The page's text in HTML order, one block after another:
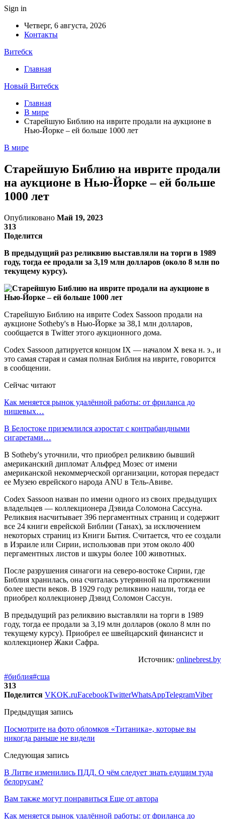
Sign in
Четверг, 6 августа, 2026
Контакты
Витебск
Главная
Новый Витебск
Главная
В мире
Старейшую Библию на иврите продали на аукционе в
Нью-Йорке – ей больше 1000 лет
В мире
Старейшую Библию на иврите продали
на аукционе в Нью-Йорке – ей больше
1000 лет
Опубликовано Май 19, 2023
313
Поделится
В предыдущий раз реликвию выставляли на торги в 1989
году, тогда ее продали за 3,19 млн долларов (около 8 млн по
текущему курсу).
Старейшую Библию на иврите Codex Sassoon продали на
аукционе Sotheby's в Нью-Йорке за 38,1 млн долларов,
сообщается в Twitter этого аукционного дома.
Codex Sassoon датируется концом IX — началом X века н. э., и
это самая старая и самая полная Библия на иврите, говорится
в сообщении.
Сейчас читают
Как меняется рынок удалённой работы: от фриланса до
нишевых…
В Белостоке приземлился аэростат с контрабандными
сигаретами…
В Sotheby's уточнили, что приобрел реликвию бывший
американский дипломат Альфред Мозес от имени
американской некоммерческой организации, которая передаст
ее Музею еврейского народа ANU в Тель-Авиве.
Codex Sassoon назван по имени одного из своих предыдущих
владельцев — коллекционера Дэвида Соломона Сассуна.
Реликвия насчитывает 396 пергаментных страниц и содержит
все 24 книги еврейской Библии (Танах), за исключением
некоторых страниц из Книги Бытия. Считается, что ее создали
в Израиле или Сирии, использовав при этом около 400
пергаментных листов и шкуры более 100 животных.
После разрушения синагоги на северо-востоке Сирии, где
Библия хранилась, она считалась утерянной на протяжении
более шести веков. В 1929 году реликвию нашли, тогда ее
приобрел коллекционер Дэвид Соломон Сассун.
В предыдущий раз реликвию выставляли на торги в 1989
году, тогда ее продали за 3,19 млн долларов (около 8 млн по
текущему курсу). Приобрел ее швейцарский финансист и
коллекционер Жаки Сафра.
Источник: onlinebrest.by
#библия#сша
313
Поделится VKOK.ruFacebookTwitterWhatsAppTelegramViber
Предыдущая запись
Посмотрите на фото обломков «Титаника», которые вы
никогда раньше не видели
Следующая запись
В Литве изменились ПДД. О чём следует знать едущим туда
белорусам?
Вам также могут понравиться Еще от автора
Как меняется рынок удалённой работы: от фриланса до